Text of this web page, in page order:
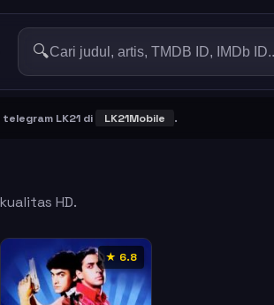
🔍
LK21 di LK21Mobile .
HD.
★ 6.8